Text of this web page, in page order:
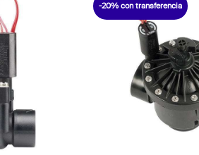
-20% con transferencia